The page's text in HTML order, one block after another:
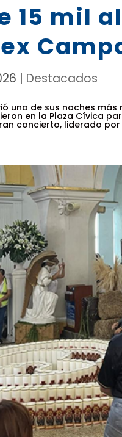
15 mil
Destacados
una de sus noches
en la Plaza Cívica
concierto, liderado por